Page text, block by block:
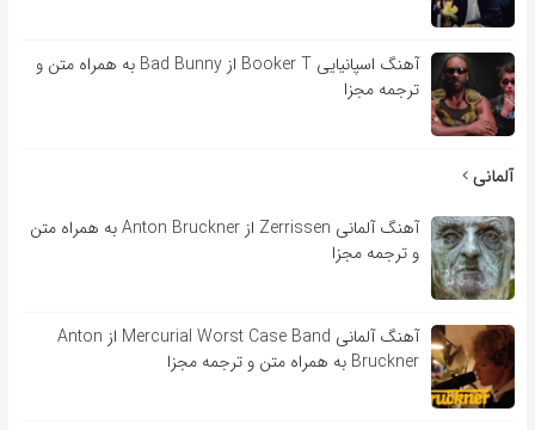
آهنگ اسپانیایی Booker T از Bad Bunny به همراه متن و
ترجمه مجزا
آلمانی
آهنگ آلمانی Zerrissen از Anton Bruckner به همراه متن
و ترجمه مجزا
آهنگ آلمانی Mercurial Worst Case Band از Anton
Bruckner به همراه متن و ترجمه مجزا